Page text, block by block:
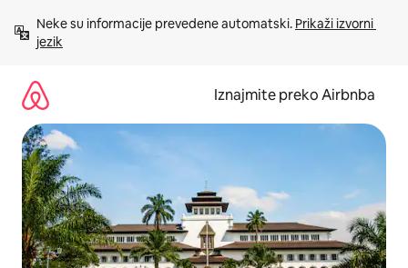
sadržaj
Neke su informacije prevedene automatski. Prikaži izvorni
jezik
Iznajmite preko Airbnba